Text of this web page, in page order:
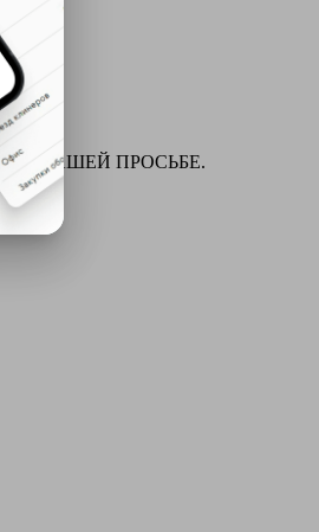
ПО ВАШЕЙ ПРОСЬБЕ.